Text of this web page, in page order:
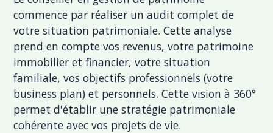
commence par réaliser un audit complet de
votre situation patrimoniale. Cette analyse
prend en compte vos revenus, votre patrimoine
immobilier et financier, votre situation
familiale, vos objectifs professionnels (votre
business plan) et personnels. Cette vision à 360°
permet d'établir une stratégie patrimoniale
cohérente avec vos projets de vie.